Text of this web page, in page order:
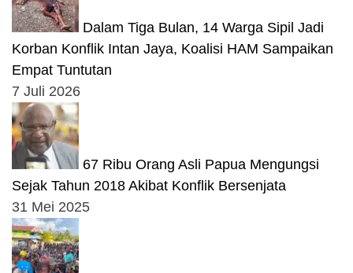
Dalam Tiga Bulan, 14 Warga Sipil Jadi
Korban Konflik Intan Jaya, Koalisi HAM Sampaikan
Empat Tuntutan
7 Juli 2026
67 Ribu Orang Asli Papua Mengungsi
Sejak Tahun 2018 Akibat Konflik Bersenjata
31 Mei 2025